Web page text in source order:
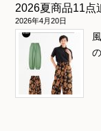
2026夏商品11点
2026年4月20日